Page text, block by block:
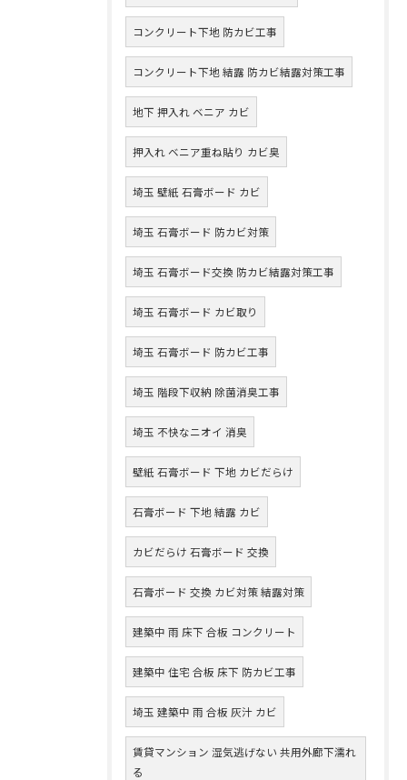
コンクリート下地 防カビ工事
コンクリート下地 結露 防カビ結露対策工事
地下 押入れ ベニア カビ
押入れ ベニア重ね貼り カビ臭
埼玉 壁紙 石膏ボード カビ
埼玉 石膏ボード 防カビ対策
埼玉 石膏ボード交換 防カビ結露対策工事
埼玉 石膏ボード カビ取り
埼玉 石膏ボード 防カビ工事
埼玉 階段下収納 除菌消臭工事
埼玉 不快なニオイ 消臭
壁紙 石膏ボード 下地 カビだらけ
石膏ボード 下地 結露 カビ
カビだらけ 石膏ボード 交換
石膏ボード 交換 カビ対策 結露対策
建築中 雨 床下 合板 コンクリート
建築中 住宅 合板 床下 防カビ工事
埼玉 建築中 雨 合板 灰汁 カビ
賃貸マンション 湿気逃げない 共用外廊下濡れ
る